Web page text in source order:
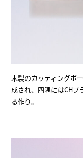
木製のカッティングボ
成され、四隅にはCH
る作り。